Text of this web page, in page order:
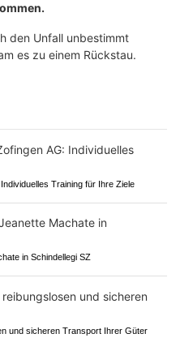
den Unfall unbestimmt
es zu einem Rückstau.
Training für Ihre Ziele
in Schindellegi SZ
und sicheren Transport Ihrer Güter